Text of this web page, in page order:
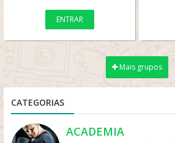
ENTRAR
Mais grupos
CATEGORIAS
ACADEMIA